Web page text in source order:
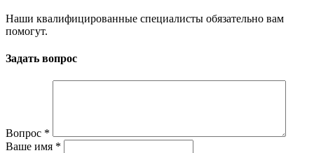
Наши квалифицированные специалисты обязательно вам
помогут.
Задать вопрос
Вопрос *
Ваше имя *